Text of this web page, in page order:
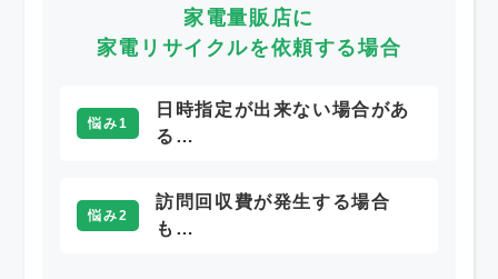
家電量販店に
家電リサイクルを依頼する場合
悩み1
日時指定が出来ない場合があ
る…
悩み2
訪問回収費が発生する場合
も…